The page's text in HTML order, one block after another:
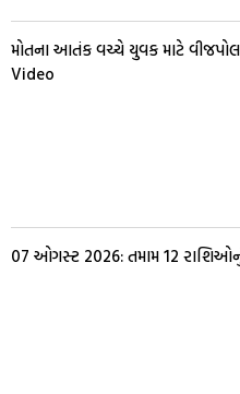
મોતના આતંક વચ્ચે યુવક માટે
Video
07 ઓગસ્ટ 2026: તમામ 12